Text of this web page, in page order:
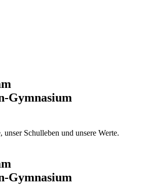
Gymnasium
unser Schulleben und unsere Werte.
Gymnasium